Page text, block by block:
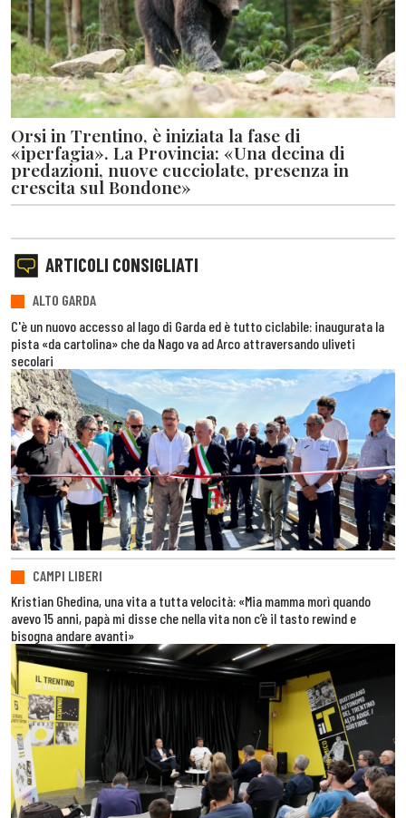
Orsi in Trentino, è iniziata la fase di
«iperfagia». La Provincia: «Una decina di
predazioni, nuove cucciolate, presenza in
crescita sul Bondone»
ARTICOLI CONSIGLIATI
ALTO GARDA
C'è un nuovo accesso al lago di Garda ed è tutto ciclabile: inaugurata la
pista «da cartolina» che da Nago va ad Arco attraversando uliveti
secolari
CAMPI LIBERI
Kristian Ghedina, una vita a tutta velocità: «Mia mamma morì quando
avevo 15 anni, papà mi disse che nella vita non c’è il tasto rewind e
bisogna andare avanti»